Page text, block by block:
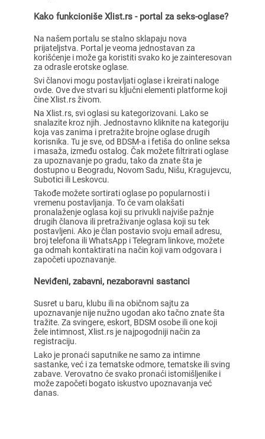
Kako funkcioniše Xlist.rs - portal za seks-oglase?
Na našem portalu se stalno sklapaju nova
prijateljstva. Portal je veoma jednostavan za
korišćenje i može ga koristiti svako ko je zainteresovan
za odrasle erotske oglase.
Svi članovi mogu postavljati oglase i kreirati naloge
ovde. Ove dve stvari su ključni elementi platforme koji
čine Xlist.rs živom.
Na Xlist.rs, svi oglasi su kategorizovani. Lako se
snalazite kroz njih. Jednostavno kliknite na kategoriju
koja vas zanima i pretražite brojne oglase drugih
korisnika. Tu je sve, od BDSM-a i fetiša do online seksa
i masaža, između ostalog. Čak možete filtrirati oglase
za upoznavanje po gradu, tako da znate šta je
dostupno u Beogradu, Novom Sadu, Nišu, Kragujevcu,
Subotici ili Leskovcu.
Takođe možete sortirati oglase po popularnosti i
vremenu postavljanja. To će vam olakšati
pronalaženje oglasa koji su privukli najviše pažnje
drugih članova ili pretraživanje oglasa koji su tek
postavljeni. Ako je član postavio svoju email adresu,
broj telefona ili WhatsApp i Telegram linkove, možete
ga odmah kontaktirati na način koji vam odgovara i
započeti upoznavanje.
Neviđeni, zabavni, nezaboravni sastanci
Susret u baru, klubu ili na običnom sajtu za
upoznavanje nije nužno ugodan ako tačno znate šta
tražite. Za svingere, eskort, BDSM osobe ili one koji
žele intimnost, Xlist.rs je najpogodniji način za
registraciju.
Lako je pronaći saputnike ne samo za intimne
sastanke, već i za tematske odmore, tematske ili sving
zabave. Verovatno će svako pronaći istomišljenike i
može započeti bogato iskustvo upoznavanja već
danas.